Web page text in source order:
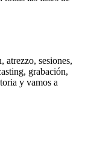
atrezzo, sesiones,
grabación,
y vamos a